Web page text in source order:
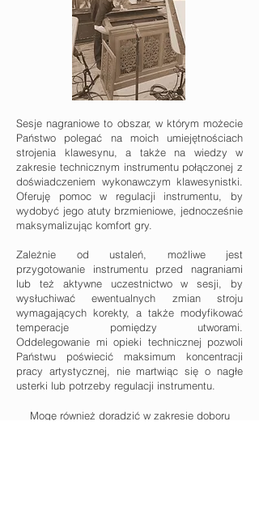
Sesje nagraniowe to obszar, w którym możecie
Państwo polegać na moich umiejętnościach
strojenia klawesynu, a także na wiedzy w
zakresie technicznym instrumentu połączonej z
doświadczeniem wykonawczym klawesynistki.
Oferuję pomoc w regulacji instrumentu, by
wydobyć jego atuty brzmieniowe, jednocześnie
maksymalizując komfort gry.
Zależnie od ustaleń, możliwe jest
przygotowanie instrumentu przed nagraniami
lub też
aktywne uczestnictwo w sesji, by
wysłuchiwać ewentualnych zmian stroju
wymagających korekty, a także modyfikować
temperacje pomiędzy utworami.
Oddelegowanie mi opieki technicznej pozwoli
Państwu poświecić maksimum koncentracji
pracy artystycznej, nie martwiąc się o nagłe
usterki lub potrzeby regulacji instrumentu.
​Mogę również doradzić w zakresie doboru